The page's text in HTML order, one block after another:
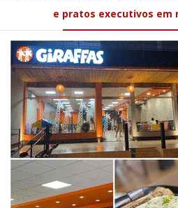
e pratos executivos em